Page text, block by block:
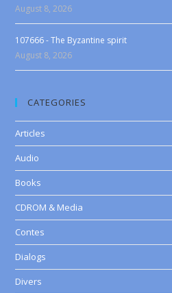
August 8, 2026
107666 - The Byzantine spirit
August 8, 2026
CATEGORIES
Articles
Audio
Books
CDROM & Media
Contes
Dialogs
Divers